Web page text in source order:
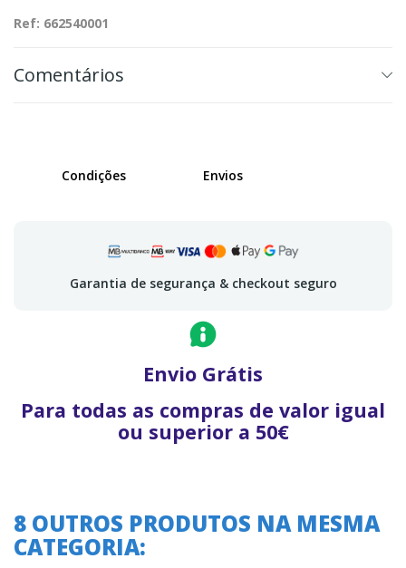
Ref: 662540001
Comentários
Condições Envios
Garantia de segurança & checkout seguro
Envio Grátis
Para todas as compras de valor igual
ou superior a 50€
8 OUTROS PRODUTOS NA MESMA
CATEGORIA:
A oferta termina em: